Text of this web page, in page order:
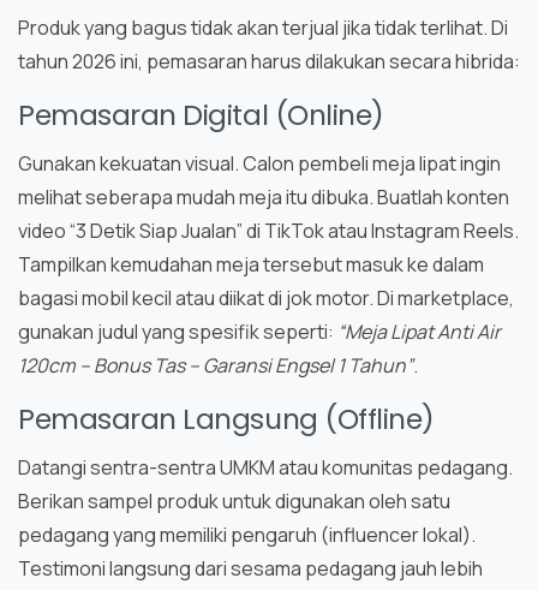
Produk yang bagus tidak akan terjual jika tidak terlihat. Di
tahun 2026 ini, pemasaran harus dilakukan secara hibrida:
Pemasaran Digital (Online)
Gunakan kekuatan visual. Calon pembeli meja lipat ingin
melihat seberapa mudah meja itu dibuka. Buatlah konten
video “3 Detik Siap Jualan” di TikTok atau Instagram Reels.
Tampilkan kemudahan meja tersebut masuk ke dalam
bagasi mobil kecil atau diikat di jok motor. Di marketplace,
gunakan judul yang spesifik seperti: “Meja Lipat Anti Air
120cm – Bonus Tas – Garansi Engsel 1 Tahun”.
Pemasaran Langsung (Offline)
Datangi sentra-sentra UMKM atau komunitas pedagang.
Berikan sampel produk untuk digunakan oleh satu
pedagang yang memiliki pengaruh (influencer lokal).
Testimoni langsung dari sesama pedagang jauh lebih